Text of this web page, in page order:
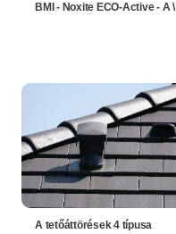
BMI - Noxite ECO-Active - A \
A tetőáttörések 4 típusa